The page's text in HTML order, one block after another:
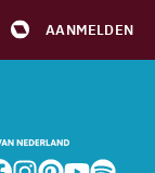
AANMELDEN